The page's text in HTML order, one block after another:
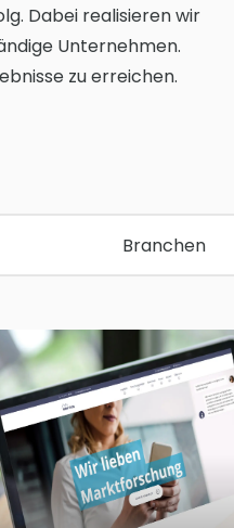
Dabei realisieren wir
Unternehmen.
zu erreichen.
Branchen
B2C
E-Commerce
Gesundheitswesen
Hygiene